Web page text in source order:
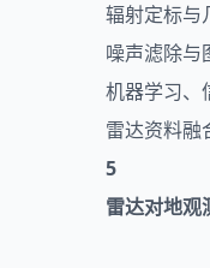
辐射定标与
噪声滤除与
机器学习、
雷达资料融
5
雷达对地观